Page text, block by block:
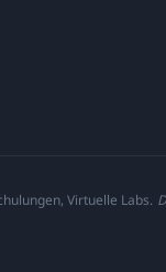
Virtuelle Labs.